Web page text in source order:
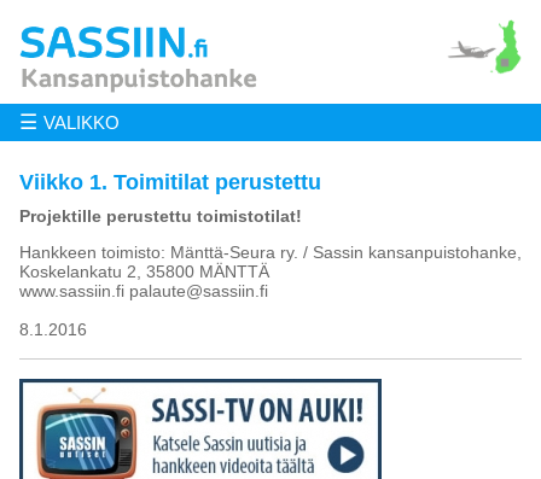
☰ VALIKKO
Viikko 1. Toimitilat perustettu
Projektille perustettu toimistotilat!
Hankkeen toimisto: Mänttä-Seura ry. / Sassin kansanpuistohanke,
Koskelankatu 2, 35800 MÄNTTÄ
www.sassiin.fi palaute@sassiin.fi
8.1.2016